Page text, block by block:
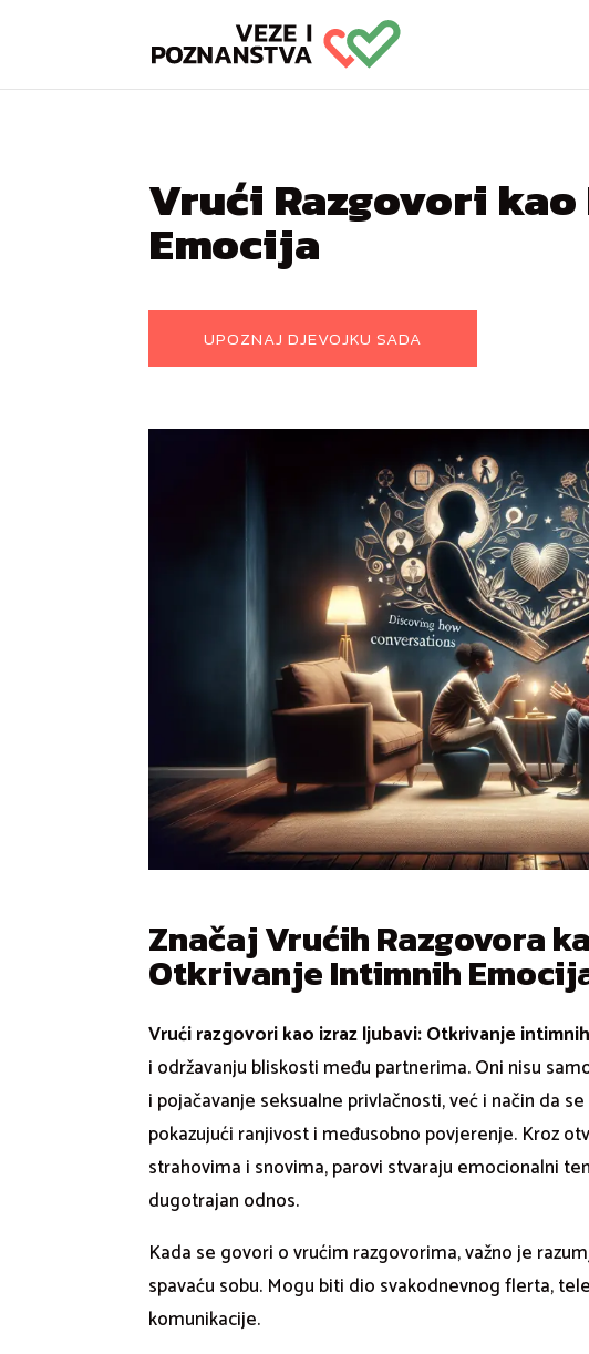
Vrući Razgovori
Emocija
UPOZNAJ DJEVOJKU SADA
Značaj Vrućih Razgovora
Otkrivanje Intimnih
Vrući razgovori kao izraz ljubavi: Otkrivanje
i održavanju bliskosti među partnerima. Oni nisu
i pojačavanje seksualne privlačnosti, već i način da
pokazujući ranjivost i međusobno povjerenje. Kroz
strahovima i snovima, parovi stvaraju emocionalni
dugotrajan odnos.
Kada se govori o vrućim razgovorima, važno je
spavaću sobu. Mogu biti dio svakodnevnog flerta,
komunikacije.